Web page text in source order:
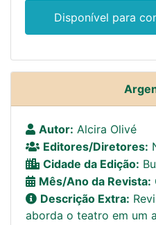
Disponível para
Autor: Alcira Olivé
Editores/Diretores:
Cidade da Edição:
Mês/Ano da Revista:
Descrição Extra:
aborda o teatro em um